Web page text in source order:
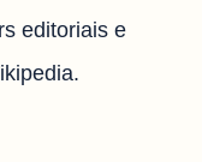
editoriais e